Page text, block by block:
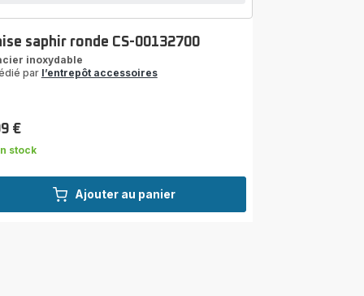
Ajouter au panier
saphir ronde CS-00132700
inoxydable
par l’entrepôt accessoires
€
stock